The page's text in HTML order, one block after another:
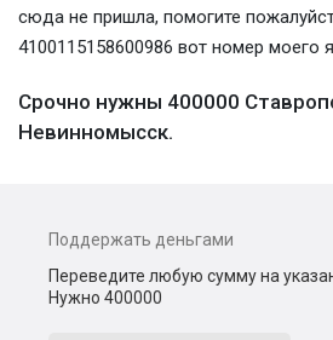
сюда не пришла, помогите
4100115158600986 вот номер моего
Срочно нужны 400000
Невинномысск.
Поддержать деньгами
Переведите любую сумму на
Нужно 400000